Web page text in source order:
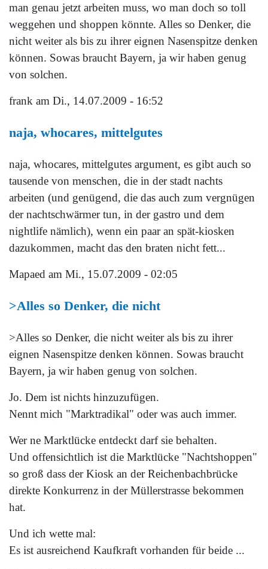
man genau jetzt arbeiten muss, wo man doch so toll
weggehen und shoppen könnte. Alles so Denker, die
nicht weiter als bis zu ihrer eignen Nasenspitze denken
können. Sowas braucht Bayern, ja wir haben genug
von solchen.
frank am Di., 14.07.2009 - 16:52
naja, whocares, mittelgutes
naja, whocares, mittelgutes argument, es gibt auch so
tausende von menschen, die in der stadt nachts
arbeiten (und genügend, die das auch zum vergnügen
der nachtschwärmer tun, in der gastro und dem
nightlife nämlich), wenn ein paar an spät-kiosken
dazukommen, macht das den braten nicht fett...
Mapaed am Mi., 15.07.2009 - 02:05
>Alles so Denker, die nicht
>Alles so Denker, die nicht weiter als bis zu ihrer
eignen Nasenspitze denken können. Sowas braucht
Bayern, ja wir haben genug von solchen.
Jo. Dem ist nichts hinzuzufügen.
Nennt mich "Marktradikal" oder was auch immer.
Wer ne Marktlücke entdeckt darf sie behalten.
Und offensichtlich ist die Marktlücke "Nachtshoppen"
so groß dass der Kiosk an der Reichenbachbrücke
direkte Konkurrenz in der Müllerstrasse bekommen
hat.
Und ich wette mal:
Es ist ausreichend Kaufkraft vorhanden für beide ...